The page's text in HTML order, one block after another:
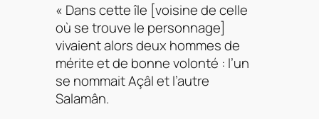
« Dans cette île [voisine de celle
où se trouve le personnage]
vivaient alors deux hommes de
mérite et de bonne volonté : l’un
se nommait Açâl et l’autre
Salamân.